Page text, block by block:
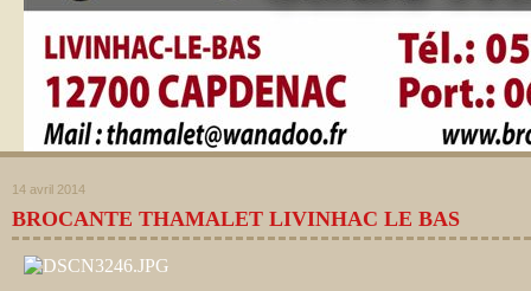
14 avril 2014
BROCANTE THAMALET LIVINHAC LE BAS